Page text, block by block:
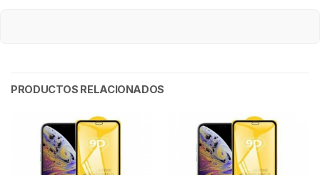
PRODUCTOS RELACIONADOS